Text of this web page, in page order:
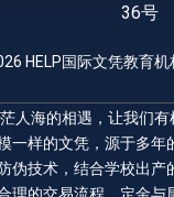
36号
HELP国际文凭教育机
人海的相遇，让我们
一样的文凭，源于多年
伪技术，结合学校出产
理的交易流程，定金与